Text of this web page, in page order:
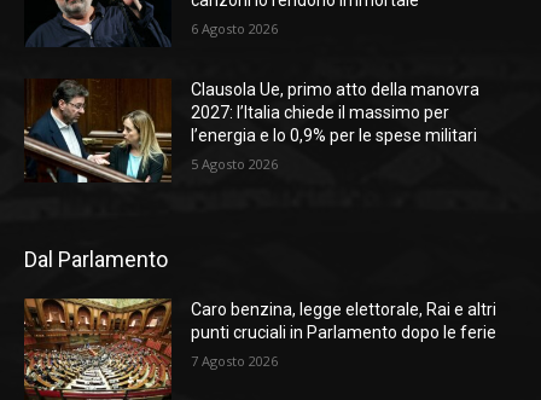
6 Agosto 2026
Clausola Ue, primo atto della manovra
2027: l’Italia chiede il massimo per
l’energia e lo 0,9% per le spese militari
5 Agosto 2026
Dal Parlamento
Caro benzina, legge elettorale, Rai e altri
punti cruciali in Parlamento dopo le ferie
7 Agosto 2026